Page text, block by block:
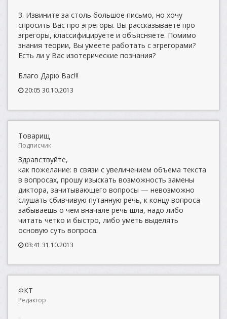
3. Извините за столь большое письмо, но хочу
спросить Вас про эгрегоры. Вы рассказываете про
эгрегоры, классифицируете и объясняете. Помимо
знания теории, Вы умеете работать с эгрегорами?
Есть ли у Вас изотерические познания?
Благо Дарю Вас!!!
20:05 30.10.2013
Товарищ
Подписчик
Здравствуйте,
как пожелание: в связи с увеличением объема текста
в вопросах, прошу изыскать возможность замены
диктора, зачитывающего вопросы — невозможно
слушать сбивчивую путанную речь, к концу вопроса
забываешь о чем вначале речь шла, надо либо
читать четко и быстро, либо уметь выделять
основую суть вопроса.
03:41 31.10.2013
ФКТ
Редактор